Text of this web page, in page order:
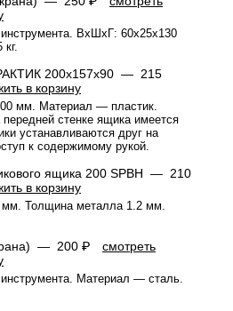
ВхШхГ: 60x25x130
200x157x90 — 215
в корзину
мм. Материал — пластик.
стенке ящика имеется
устанавливаются друг на
к содержимому рукой.
ящика 200 SPBH — 210
в корзину
Толщина металла 1.2 мм.
— 200 ₽
смотреть
Материал — сталь.